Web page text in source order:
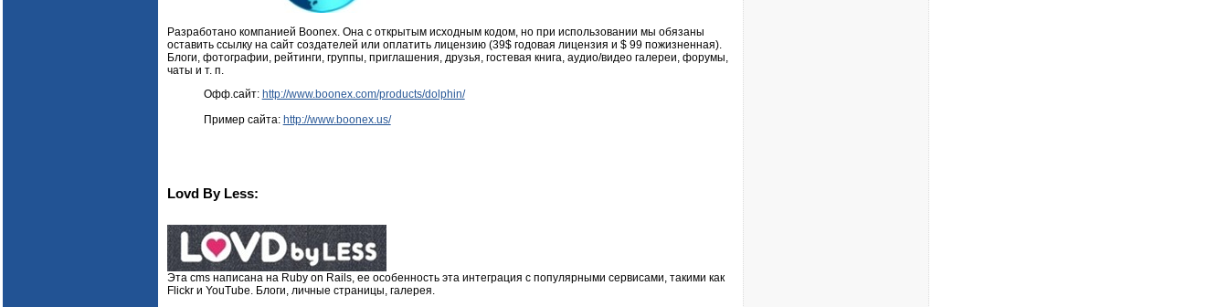
Разработано компанией Boonex. Она с открытым исходным кодом, но при использовании мы обязаны
оставить ссылку на сайт создателей или оплатить лицензию (39$ годовая лицензия и $ 99 пожизненная).
Блоги, фотографии, рейтинги, группы, приглашения, друзья, гостевая книга, аудио/видео галереи, форумы,
чаты и т. п.
Офф.сайт: http://www.boonex.com/products/dolphin/
Пример сайта: http://www.boonex.us/
Lovd By Less:
Эта cms написана на Ruby on Rails, ее особенность эта интеграция с популярными сервисами, такими как
Flickr и YouTube. Блоги, личные страницы, галерея.